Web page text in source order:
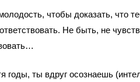
чтобы доказать, что
Не быть, не
годы, ты вдруг осознаешь